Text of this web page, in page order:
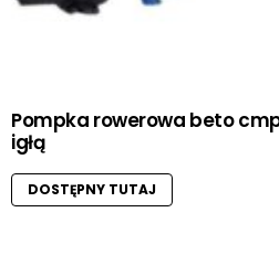
Pompka rowerowa beto
igłą
DOSTĘPNY TUTAJ